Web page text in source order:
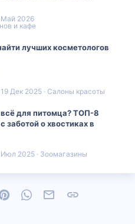
и кафе
2026
лучших косметологов
Салоны красоты
19 Дек 2025
всё для питомца? ТОП-8
заботой о хвостиках в
Зоомагазины
Июл 2025
PinterestWhatsAppЭлектронная почта